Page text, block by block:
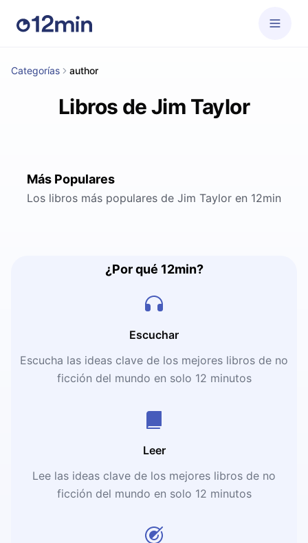
Categorías author
Libros de Jim Taylor
Más Populares
Los libros más populares de Jim Taylor en 12min
¿Por qué 12min?
Escuchar
Escucha las ideas clave de los mejores libros de no
ficción del mundo en solo 12 minutos
Leer
Lee las ideas clave de los mejores libros de no
ficción del mundo en solo 12 minutos